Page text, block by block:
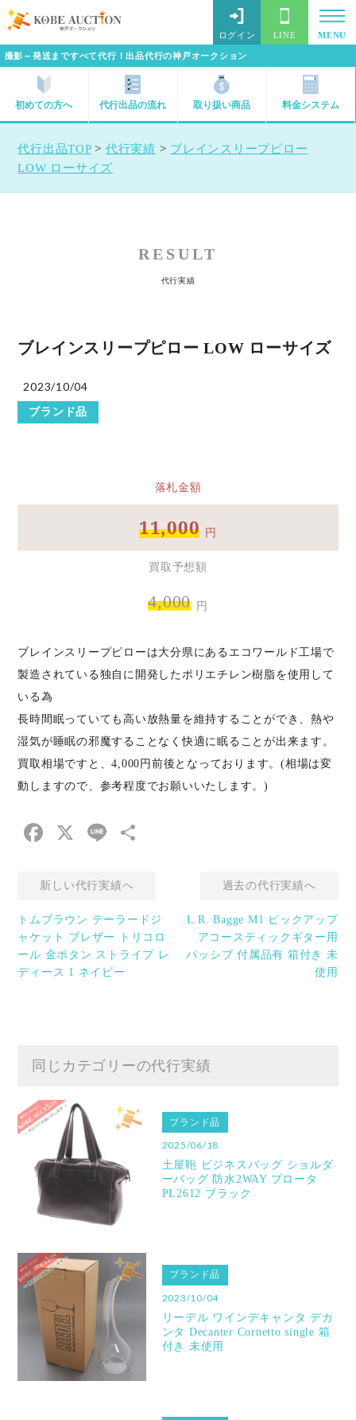
撮影～発送まですべて代行！出品代行の神戸オークション
ログイン LINE MENU
初めての方へ 代行出品の流れ 取り扱い商品 料金システム
代行出品TOP> 代行実績 > ブレインスリープピロー
LOW ローサイズ
RESULT
代行実績
ブレインスリープピロー LOW ローサイズ
2023/10/04
ブランド品
落札金額
11,000 円
買取予想額
4,000 円
ブレインスリープピローは大分県にあるエコワールド工場で
製造されている独自に開発したポリエチレン樹脂を使用して
いる為
長時間眠っていても高い放熱量を維持することができ、熱や
湿気が睡眠の邪魔することなく快適に眠ることが出来ます。
買取相場ですと、4,000円前後となっております。(相場は変
動しますので、参考程度でお願いいたします。)
Facebook
X Line
新しい代行実績へ
トムブラウン テーラードジ
ャケット ブレザー トリコロ
ール 金ボタン ストライプ レ
ディース 1 ネイビー
過去の代行実績へ
L.R. Bagge M1 ピックアップ
アコースティックギター用
パッシブ 付属品有 箱付き 未
使用
同じカテゴリーの代行実績
ブランド品
2025/06/18
土屋鞄 ビジネスバッグ ショルダ
ーバッグ 防水2WAY プロータ
PL2612 ブラック
ブランド品
2023/10/04
リーデル ワインデキャンタ デカ
ンタ Decanter Cornetto single 箱
付き 未使用